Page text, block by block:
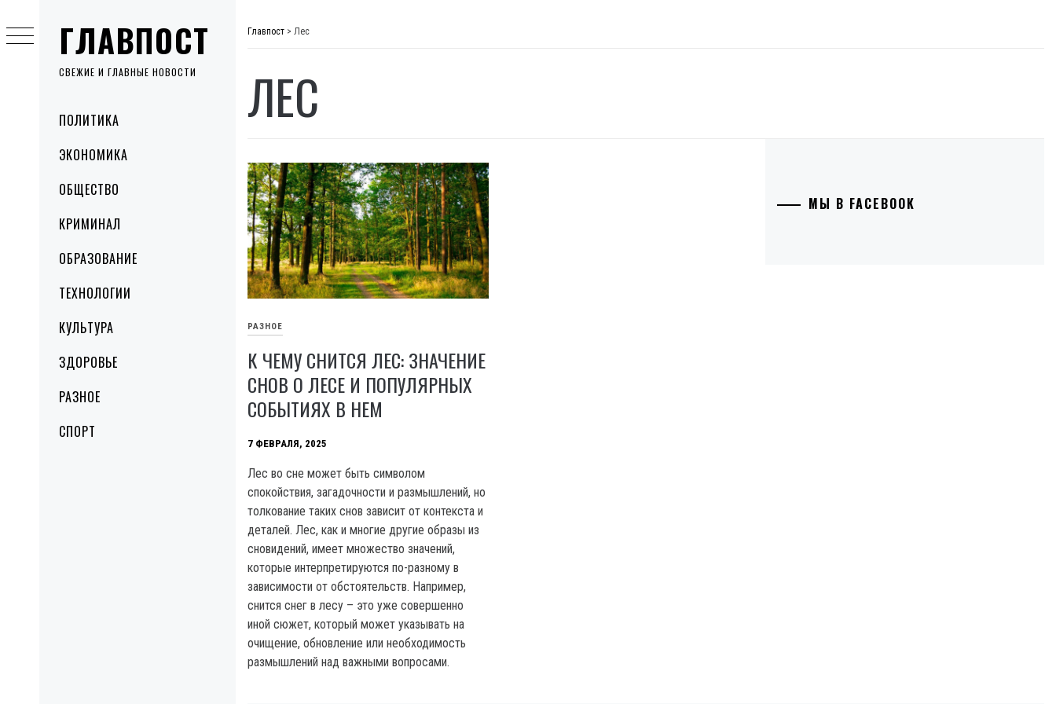
ГЛАВПОСТ
СВЕЖИЕ И ГЛАВНЫЕ НОВОСТИ
MenuПОЛИТИКА
ЭКОНОМИКА
ОБЩЕСТВО
КРИМИНАЛ
ОБРАЗОВАНИЕ
ТЕХНОЛОГИИ
КУЛЬТУРА
ЗДОРОВЬЕ
РАЗНОЕ
СПОРТ
to
content
Главпост > Лес
ЛЕС
РАЗНОЕ
К ЧЕМУ СНИТСЯ ЛЕС: ЗНАЧЕНИЕ
СНОВ О ЛЕСЕ И ПОПУЛЯРНЫХ
СОБЫТИЯХ В НЕМ
7 ФЕВРАЛЯ, 2025
Лес во сне может быть символом
спокойствия, загадочности и размышлений, но
толкование таких снов зависит от контекста и
деталей. Лес, как и многие другие образы из
сновидений, имеет множество значений,
которые интерпретируются по-разному в
зависимости от обстоятельств. Например,
снится снег в лесу – это уже совершенно
иной сюжет, который может указывать на
очищение, обновление или необходимость
размышлений над важными вопросами.
МЫ В FACEBOOK